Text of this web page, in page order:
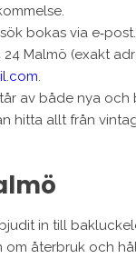
bokas via e‑post.
Malmö (exakt
.
av både nya
hitta allt från
in till
om återbruk och